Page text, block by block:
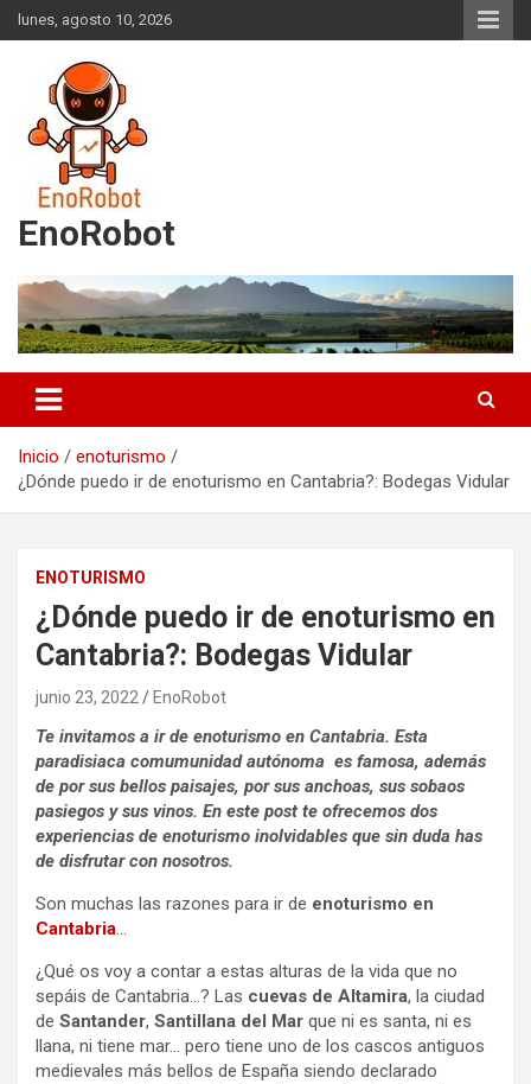
Saltar
al
contenido
lunes, agosto 10, 2026
EnoRobot
Inicio
enoturismo
¿Dónde puedo ir de enoturismo en Cantabria?: Bodegas Vidular
ENOTURISMO
¿Dónde puedo ir de enoturismo en
Cantabria?: Bodegas Vidular
junio 23, 2022 EnoRobot
Te invitamos a ir de enoturismo en Cantabria. Esta
paradisiaca comumunidad autónoma es famosa, además
de por sus bellos paisajes, por sus anchoas, sus sobaos
pasiegos y sus vinos. En este post te ofrecemos dos
experiencias de enoturismo inolvidables que sin duda has
de disfrutar con nosotros.
Son muchas las razones para ir de enoturismo en
Cantabria…
¿Qué os voy a contar a estas alturas de la vida que no
sepáis de Cantabria…? Las cuevas de Altamira, la ciudad
de Santander, Santillana del Mar que ni es santa, ni es
llana, ni tiene mar… pero tiene uno de los cascos antiguos
medievales más bellos de España siendo declarado